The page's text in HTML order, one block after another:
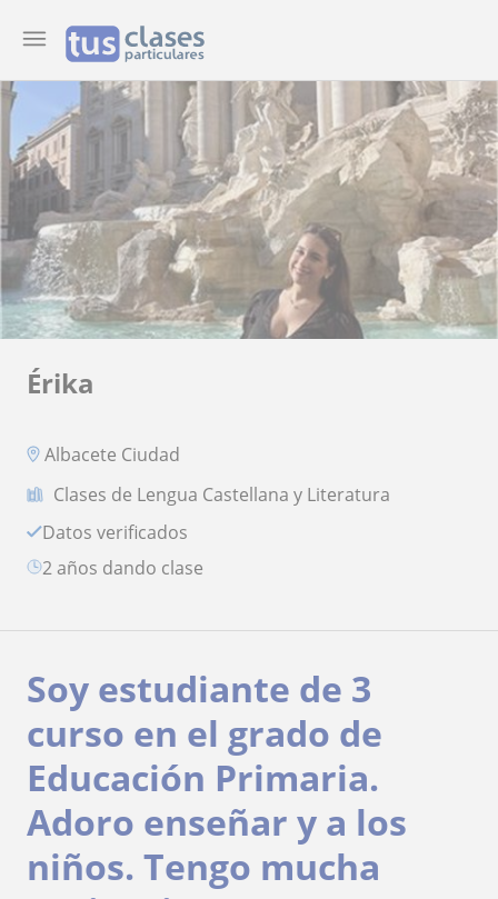
Érika
Albacete Ciudad
Clases de Lengua Castellana y Literatura
Datos verificados
2 años dando clase
Soy estudiante de 3
curso en el grado de
Educación Primaria.
Adoro enseñar y a los
niños. Tengo mucha